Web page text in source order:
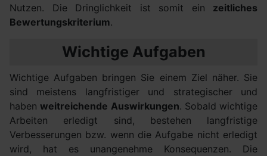
Nutzen. Die Dringlichkeit ist somit ein zeitliches
Bewertungskriterium.
Wichtige Aufgaben
Wichtige Aufgaben bringen Sie einem Ziel näher. Sie
sind meistens langfristiger und strategischer und
habenweitreichende Auswirkungen. Sobald wichtige
Arbeiten erledigt sind, bestehen langfristige
Verbesserungen bzw. wenn die Aufgabe nicht erledigt
wird, hat es unangenehme Konsequenzen. Die